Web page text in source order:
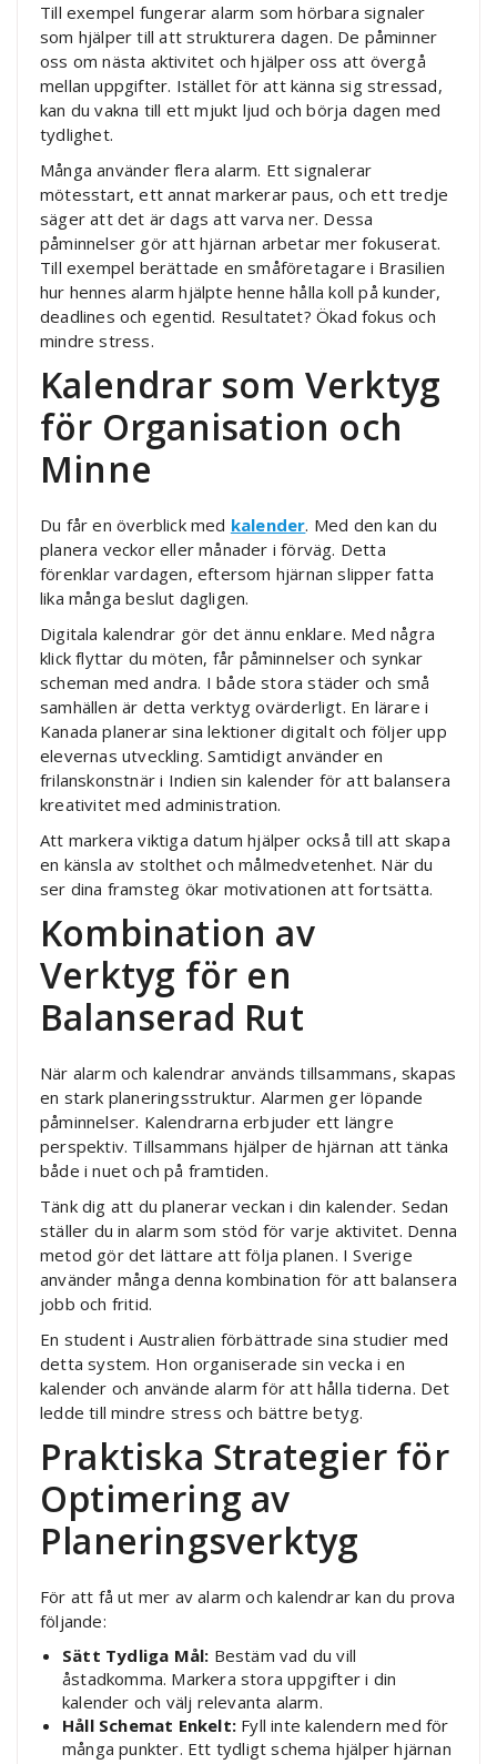
Till exempel fungerar alarm som hörbara signaler
som hjälper till att strukturera dagen. De påminner
oss om nästa aktivitet och hjälper oss att övergå
mellan uppgifter. Istället för att känna sig stressad,
kan du vakna till ett mjukt ljud och börja dagen med
tydlighet.
Många använder flera alarm. Ett signalerar
mötesstart, ett annat markerar paus, och ett tredje
säger att det är dags att varva ner. Dessa
påminnelser gör att hjärnan arbetar mer fokuserat.
Till exempel berättade en småföretagare i Brasilien
hur hennes alarm hjälpte henne hålla koll på kunder,
deadlines och egentid. Resultatet? Ökad fokus och
mindre stress.
Kalendrar som Verktyg
för Organisation och
Minne
Du får en överblick med kalender. Med den kan du
planera veckor eller månader i förväg. Detta
förenklar vardagen, eftersom hjärnan slipper fatta
lika många beslut dagligen.
Digitala kalendrar gör det ännu enklare. Med några
klick flyttar du möten, får påminnelser och synkar
scheman med andra. I både stora städer och små
samhällen är detta verktyg ovärderligt. En lärare i
Kanada planerar sina lektioner digitalt och följer upp
elevernas utveckling. Samtidigt använder en
frilanskonstnär i Indien sin kalender för att balansera
kreativitet med administration.
Att markera viktiga datum hjälper också till att skapa
en känsla av stolthet och målmedvetenhet. När du
ser dina framsteg ökar motivationen att fortsätta.
Kombination av
Verktyg för en
Balanserad Rut
När alarm och kalendrar används tillsammans, skapas
en stark planeringsstruktur. Alarmen ger löpande
påminnelser. Kalendrarna erbjuder ett längre
perspektiv. Tillsammans hjälper de hjärnan att tänka
både i nuet och på framtiden.
Tänk dig att du planerar veckan i din kalender. Sedan
ställer du in alarm som stöd för varje aktivitet. Denna
metod gör det lättare att följa planen. I Sverige
använder många denna kombination för att balansera
jobb och fritid.
En student i Australien förbättrade sina studier med
detta system. Hon organiserade sin vecka i en
kalender och använde alarm för att hålla tiderna. Det
ledde till mindre stress och bättre betyg.
Praktiska Strategier för
Optimering av
Planeringsverktyg
För att få ut mer av alarm och kalendrar kan du prova
följande:
Sätt Tydliga Mål: Bestäm vad du vill
åstadkomma. Markera stora uppgifter i din
kalender och välj relevanta alarm.
Håll Schemat Enkelt: Fyll inte kalendern med för
många punkter. Ett tydligt schema hjälper hjärnan